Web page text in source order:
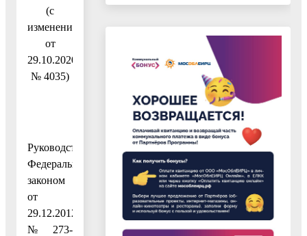
(с
изменениями
от
29.10.2020
№ 4035)
Руководствуясь
Федеральным
законом
от
29.12.2012
№ 273-